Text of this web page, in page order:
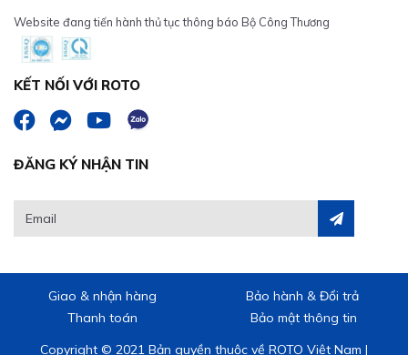
Website đang tiến hành thủ tục thông báo Bộ Công Thương
KẾT NỐI VỚI ROTO
ĐĂNG KÝ NHẬN TIN
Giao & nhận hàng
Bảo hành & Đổi trả
Thanh toán
Bảo mật thông tin
Copyright © 2021 Bản quyền thuộc về ROTO Việt Nam |